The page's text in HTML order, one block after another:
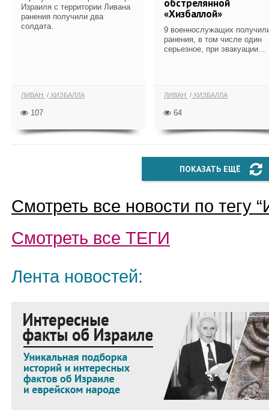
Израиля с территории Ливана
ранения получили два
солдата.
ЛИВАН ХИЗБАЛЛА
107
обстрелянной
«Хизбаллой»
9 военнослужащих
ранения, в том числе один
серьезное, при эвакуации...
ЛИВАН ХИЗБАЛЛА
64
ПОКАЗАТЬ ЕЩЁ
Смотреть все новости по тегу “
Смотреть все ТЕГИ
Лента новостей: